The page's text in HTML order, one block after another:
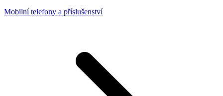
Mobilní telefony a příslušenství